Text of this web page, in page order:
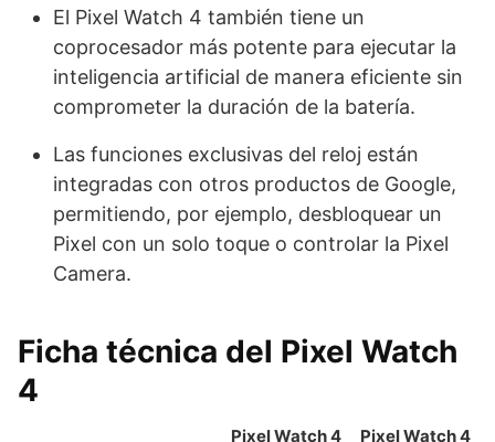
El Pixel Watch 4 también tiene un
coprocesador más potente para ejecutar la
inteligencia artificial de manera eficiente sin
comprometer la duración de la batería.
Las funciones exclusivas del reloj están
integradas con otros productos de Google,
permitiendo, por ejemplo, desbloquear un
Pixel con un solo toque o controlar la Pixel
Camera.
Ficha técnica del Pixel Watch
4
Pixel Watch 4
Pixel Watch 4